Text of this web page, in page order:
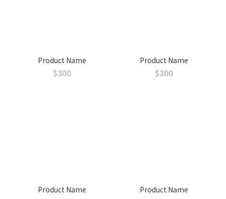
Product Name
$300
Product Name
$300
Product Name Product Name